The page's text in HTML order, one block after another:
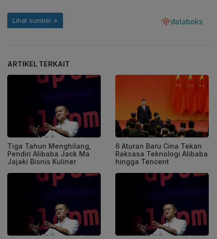
ARTIKEL TERKAIT
Tiga Tahun Menghilang,
Pendiri Alibaba Jack Ma
Jajaki Bisnis Kuliner
6 Aturan Baru Cina Tekan
Raksasa Teknologi Alibaba
hingga Tencent